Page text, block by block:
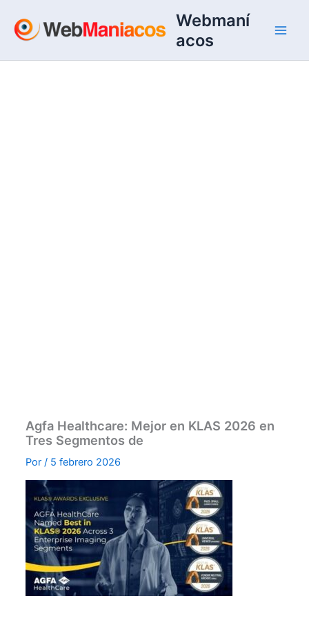
contenido
Webmaní
acos
Agfa Healthcare: Mejor en KLAS 2026 en
Tres Segmentos de
Por/ 5 febrero 2026